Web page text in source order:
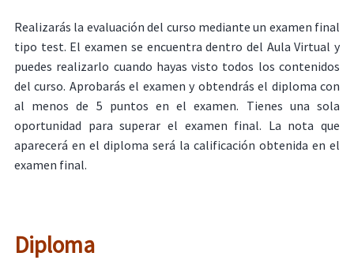
Realizarás la evaluación del curso mediante un examen final
tipo test. El examen se encuentra dentro del Aula Virtual y
puedes realizarlo cuando hayas visto todos los contenidos
del curso. Aprobarás el examen y obtendrás el diploma con
al menos de 5 puntos en el examen. Tienes una sola
oportunidad para superar el examen final. La nota que
aparecerá en el diploma será la calificación obtenida en el
examen final.
Diploma